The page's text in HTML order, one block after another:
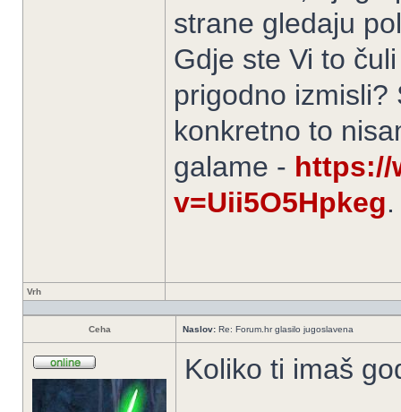
strane gledaju
Gdje ste Vi to
prigodno izmisli?
konkretno to
galame - https://
v=Uii5O5Hpkeg.
Vrh
Ceha Naslov: Re: Forum.hr glasilo jugoslavena
Koliko ti imaš